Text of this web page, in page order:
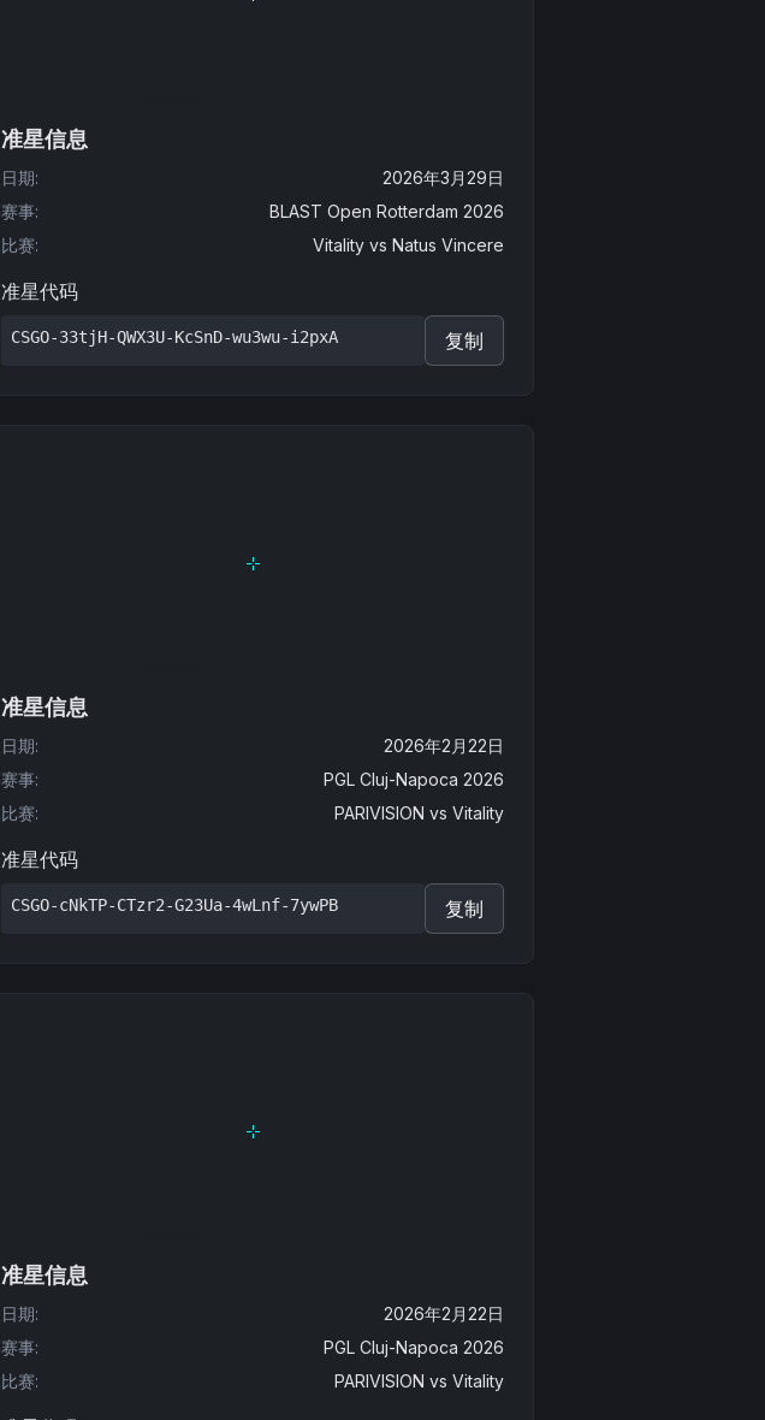
准星信息
日期:
2026年3月29日
赛事:
BLAST Open Rotterdam 2026
比赛: Vitality vs Natus Vincere
准星代码
CSGO-33tjH-QWX3U-KcSnD-wu3wu-i2pxA 复制
准星信息
日期:
2026年2月22日
赛事:
PGL Cluj-Napoca 2026
比赛: PARIVISION vs Vitality
准星代码
CSGO-cNkTP-CTzr2-G23Ua-4wLnf-7ywPB 复制
准星信息
日期:
2026年2月22日
赛事:
PGL Cluj-Napoca 2026
比赛: PARIVISION vs Vitality